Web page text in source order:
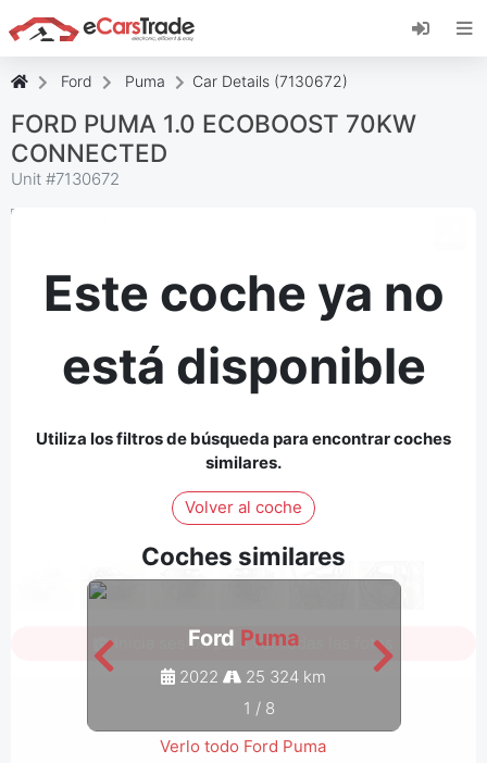
Instala la aplicación web de eCarsTrade,
añádela a tu pantalla de inicio y recibe
Ford Puma Car Details (7130672)
FORD PUMA 1.0 ECOBOOST 70KW
CONNECTED
Unit #7130672
Este coche ya no
está disponible
Utiliza los filtros de búsqueda para encontrar coches
similares.
Volver al coche
Coches similares
Ford Puma
2022
25 324 km
1 / 8
Verlo todo Ford Puma
Inicia sesión para ver todas las fotos